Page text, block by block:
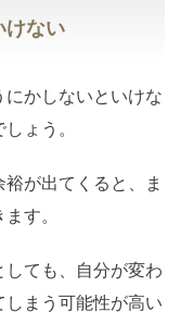
けない
かしないといけな
ょう。
が出てくると、ま
す。
ても、自分が変わ
しまう可能性が高い